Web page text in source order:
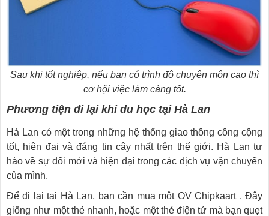
Sau khi tốt nghiệp, nếu bạn có trình độ chuyên môn cao thì
cơ hội việc làm càng tốt.
Phương tiện đi lại khi du học tại Hà Lan
Hà Lan có một trong những hệ thống giao thông công cộng
tốt, hiện đại và đáng tin cậy nhất trên thế giới. Hà Lan tự
hào về sự đổi mới và hiện đại trong các dịch vụ vận chuyển
của mình.
Để đi lại tại Hà Lan, bạn cần mua một OV Chipkaart . Đây
giống như một thẻ nhanh, hoặc một thẻ điện tử mà bạn quẹt